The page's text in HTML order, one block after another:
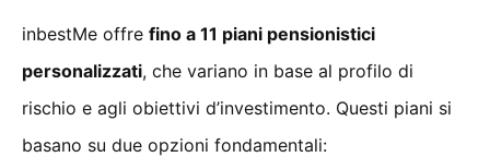
inbestMe offre fino a 11 piani pensionistici
personalizzati, che variano in base al profilo di
rischio e agli obiettivi d’investimento. Questi piani si
basano su due opzioni fondamentali: